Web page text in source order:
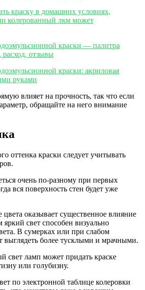
влияет на прочность, так что если
обращайте на него внимание
оттенка краски следует учитывать
очень по-разному при первых
вся поверхность стен будет уже
оказывает существенное влияние
свет способен визуально
В сумерках или при слабом
выглядеть более тусклыми и мрачными.
свет ламп может придать краске
или голубизну.
по электронной таблице колеровки